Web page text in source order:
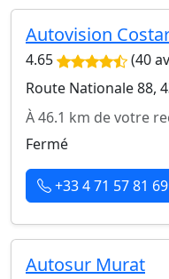
Autovision
4.65
(40
Route Nationale 88,
À 46.1 km de votre
Fermé
+33 4 71 57 81 69
Autosur Murat